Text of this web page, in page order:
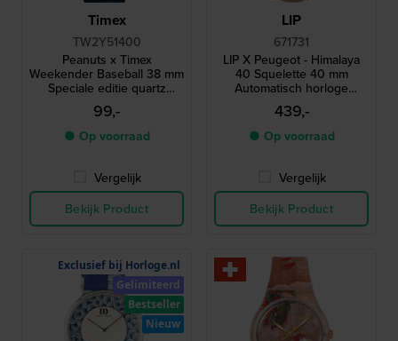
Timex
TW2Y51400
Peanuts x Timex
Weekender Baseball 38 mm
Speciale editie quartz
horloge met Snoopy
wijzerplaat
99,-
● Op voorraad
Vergelijk
Bekijk Product
LIP
671731
LIP X Peugeot - Himalaya
40 Squelette 40 mm
Automatisch horloge
ontworpen in
samenwerking met Peugeot
Motocycles
439,-
● Op voorraad
Vergelijk
Bekijk Product
Exclusief bij Horloge.nl
Gelimiteerd
Bestseller
Nieuw